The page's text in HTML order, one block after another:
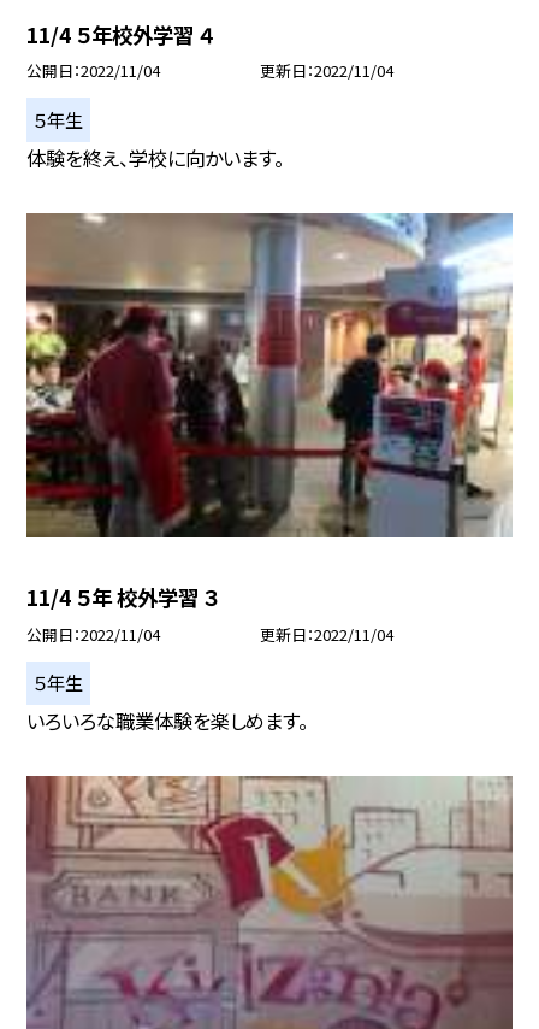
11/4 ５年校外学習 ４
公開日 2022/11/04 更新日 2022/11/04
５年生
体験を終え、学校に向かいます。
11/4 ５年 校外学習 ３
公開日 2022/11/04 更新日 2022/11/04
５年生
いろいろな職業体験を楽しめます。